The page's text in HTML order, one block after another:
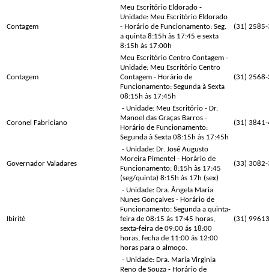
Contagem
Meu Escritório Eldorado -
Unidade: Meu Escritório Eldorado
- Horário de Funcionamento: Seg.
a quinta 8:15h às 17:45 e sexta
8:15h às 17:00h
(31)
Contagem
Meu Escritório Centro Contagem -
Unidade: Meu Escritório Centro
Contagem - Horário de
Funcionamento: Segunda à Sexta
08:15h às 17:45h
(31)
Coronel Fabriciano
- Unidade: Meu Escritório - Dr.
Manoel das Graças Barros -
Horário de Funcionamento:
Segunda à Sexta 08:15h às 17:45h
(31)
Governador Valadares
- Unidade: Dr. José Augusto
Moreira Pimentel - Horário de
Funcionamento: 8:15h às 17:45
(seg/quinta) 8:15h às 17h (sex)
(33)
Ibirité
- Unidade: Dra. Ângela Maria
Nunes Gonçalves - Horário de
Funcionamento: Segunda a quinta-
feira de 08:15 ás 17:45 horas,
sexta-feira de 09:00 ás 18:00
horas, fecha de 11:00 ás 12:00
horas para o almoço.
(31)
- Unidade: Dra. Maria Virginia
Reno de Souza - Horário de